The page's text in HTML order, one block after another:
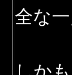
全な